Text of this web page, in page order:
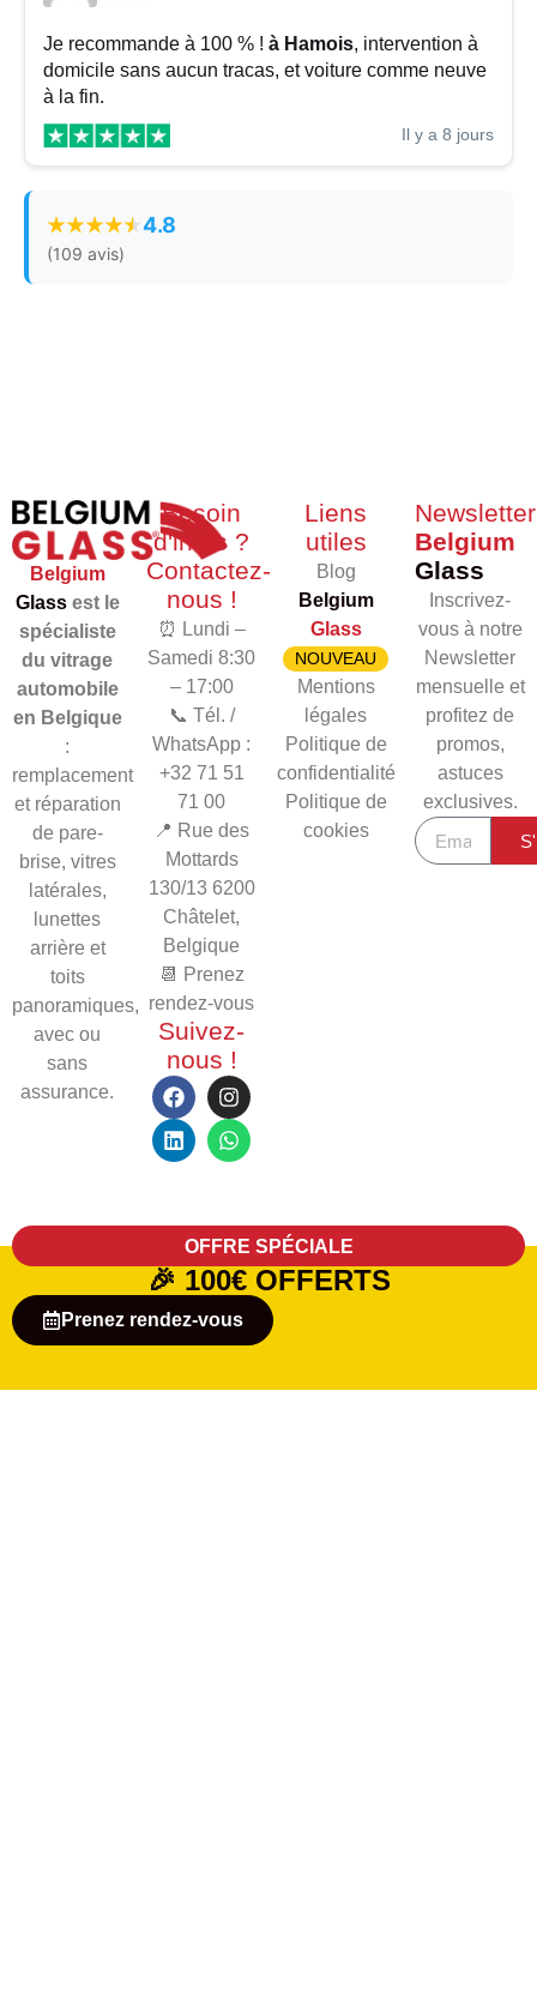
Je recommande à 100 % ! à Hamois, intervention à
domicile sans aucun tracas, et voiture comme neuve
à la fin.
Il y a 8 jours
4.8
(109 avis)
Belgium
Glassest le
spécialiste
du vitrage
automobile
en Belgique
:
remplacement
et réparation
de pare-
brise, vitres
latérales,
lunettes
arrière et
toits
panoramiques,
avec ou
sans
assurance.
Besoin
d'infos ?
Contactez-
nous !
⏰ Lundi –
Samedi 8:30
– 17:00
📞 Tél. /
WhatsApp :
+32 71 51
71 00
📍 Rue des
Mottards
130/13 6200
Châtelet,
Belgique
📆 Prenez
rendez-vous
Suivez-
nous !
Liens
utiles
Blog
Belgium
Glass
NOUVEAU
Mentions
légales
Politique de
confidentialité
Politique de
cookies
Newsletter
Belgium
Glass
Inscrivez-
vous à notre
Newsletter
mensuelle et
profitez de
promos,
astuces
exclusives.
OFFRE SPÉCIALE
🎉 100€ OFFERTS
Prenez rendez-vous